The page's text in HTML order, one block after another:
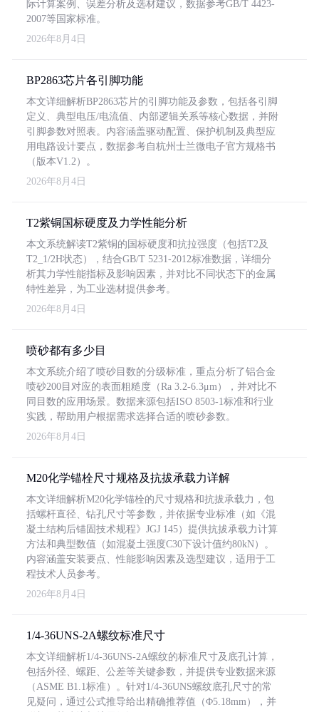
际计算案例、误差分析及选材建议，数据参考GB/T 4423-
2007等国家标准。
2026年8月4日
BP2863芯片各引脚功能
本文详细解析BP2863芯片的引脚功能及参数，包括各引脚
定义、典型电压/电流值、内部逻辑关系等核心数据，并附
引脚参数对照表。内容涵盖驱动配置、保护机制及典型应
用电路设计要点，数据参考自杭州士兰微电子官方规格书
（版本V1.2）。
2026年8月4日
T2紫铜国标硬度及力学性能分析
本文系统解读T2紫铜的国标硬度和抗拉强度（包括T2及
T2_1/2H状态），结合GB/T 5231-2012标准数据，详细分
析其力学性能指标及影响因素，并对比不同状态下的金属
特性差异，为工业选材提供参考。
2026年8月4日
喷砂都有多少目
本文系统介绍了喷砂目数的分级标准，重点分析了铝合金
喷砂200目对应的表面粗糙度（Ra 3.2-6.3μm），并对比不
同目数的应用场景。数据来源包括ISO 8503-1标准和行业
实践，帮助用户根据需求选择合适的喷砂参数。
2026年8月4日
M20化学锚栓尺寸规格及抗拔承载力详解
本文详细解析M20化学锚栓的尺寸规格和抗拔承载力，包
括螺杆直径、钻孔尺寸等参数，并依据专业标准（如《混
凝土结构后锚固技术规程》JGJ 145）提供抗拔承载力计算
方法和典型数值（如混凝土强度C30下设计值约80kN）。
内容涵盖安装要点、性能影响因素及选型建议，适用于工
程技术人员参考。
2026年8月4日
1/4-36UNS-2A螺纹标准尺寸
本文详细解析1/4-36UNS-2A螺纹的标准尺寸及底孔计算，
包括外径、螺距、公差等关键参数，并提供专业数据来源
（ASME B1.1标准）。针对1/4-36UNS螺纹底孔尺寸的常
见疑问，通过公式推导给出精确推荐值（Φ5.18mm），并